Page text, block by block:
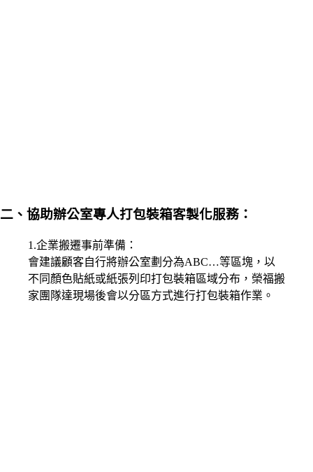
二、協助辦公室專人打包裝箱客製化服務：
1.企業搬遷事前準備：
會建議顧客自行將辦公室劃分為ABC…等區塊，以
不同顏色貼紙或紙張列印打包裝箱區域分布，榮福搬
家團隊達現場後會以分區方式進行打包裝箱作業。